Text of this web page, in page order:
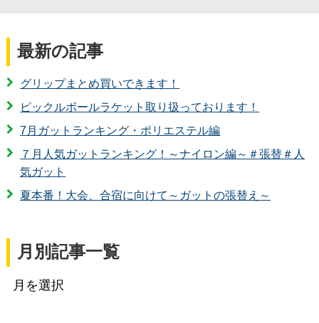
最新の記事
グリップまとめ買いできます！
ピックルボールラケット取り扱っております！
7月ガットランキング・ポリエステル編
７月人気ガットランキング！～ナイロン編～＃張替＃人
気ガット
夏本番！大会、合宿に向けて～ガットの張替え～
月別記事一覧